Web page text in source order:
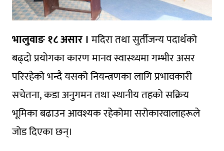
भालुवाङ १८ असार ।मदिरा तथा सुर्तीजन्य पदार्थको
बढ्दो प्रयोगका कारण मानव स्वास्थ्यमा गम्भीर असर
परिरहेको भन्दै यसको नियन्त्रणका लागि प्रभावकारी
सचेतना, कडा अनुगमन तथा स्थानीय तहको सक्रिय
भूमिका बढाउन आवश्यक रहेकोमा सरोकारवालाहरूले
जोड दिएका छन्।